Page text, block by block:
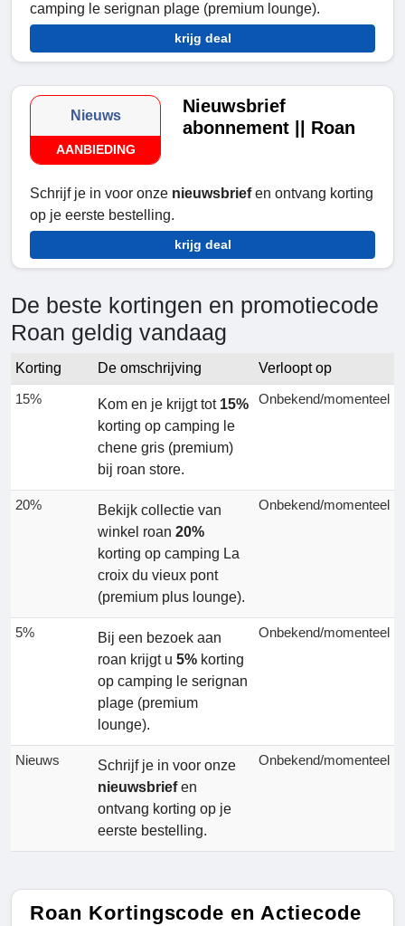
camping le serignan plage (premium lounge).
krijg deal
Nieuws
AANBIEDING
Nieuwsbrief
abonnement || Roan
Schrijf je in voor onze nieuwsbriefen ontvang korting
op je eerste bestelling.
krijg deal
De beste kortingen en promotiecode
Roan geldig vandaag
Korting De omschrijving
Verloopt op
15%
Kom en je krijgt tot15%
korting op camping le
chene gris (premium)
bij roan store.
Onbekend/momenteel
20%
Bekijk collectie van
winkel roan 20%
korting op camping La
croix du vieux pont
(premium plus lounge).
Onbekend/momenteel
5%
Bij een bezoek aan
roan krijgt u 5% korting
op camping le serignan
plage (premium
lounge).
Onbekend/momenteel
Nieuws
Schrijf je in voor onze
nieuwsbriefen
ontvang korting op je
eerste bestelling.
Onbekend/momenteel
Roan Kortingscode en Actiecode